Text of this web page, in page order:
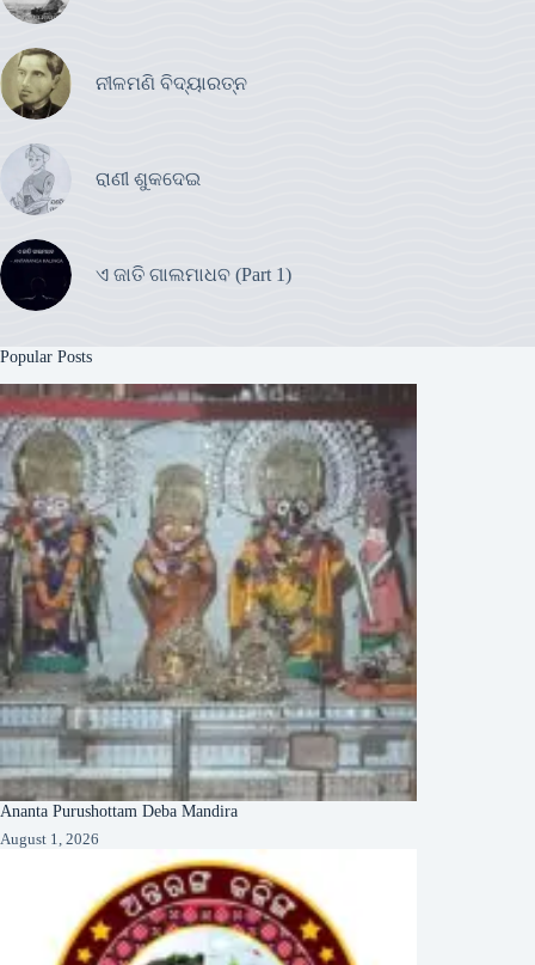
ନୀଳମଣି ବିଦ୍ୟାରତ୍ନ
ରାଣୀ ଶୁକଦେଇ
ଏ ଜାତି ଗାଲମାଧବ (Part 1)
Popular Posts
Ananta Purushottam Deba Mandira
August 1, 2026